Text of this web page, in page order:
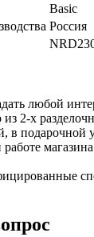
Basic
Россия
любой
2-х
в подарочной